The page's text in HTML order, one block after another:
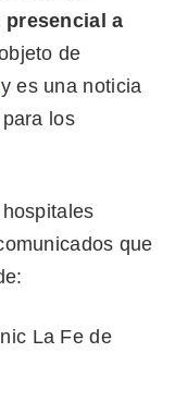
a
de
y es una noticia
los
que
La Fe de